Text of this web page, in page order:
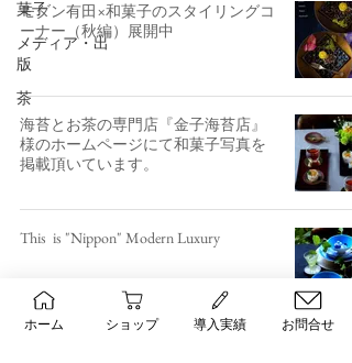
菓子
メディア・出
版
茶
モダン有田×和菓子のスタイリングコ
ーナー（秋編）展開中
海苔とお茶の専門店『金子海苔店』
様のホームページにて和菓子写真を
掲載頂いています。
This is "Nippon" Modern Luxury
ホーム ショップ 導入実績 お問合せ